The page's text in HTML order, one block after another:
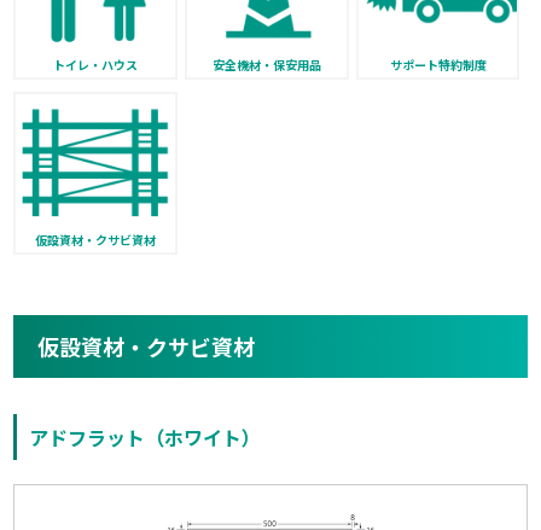
トイレ・ハウス 安全機材・保安用品 サポート特約制度
仮設資材・クサビ資材
仮設資材・クサビ資材
アドフラット（ホワイト）